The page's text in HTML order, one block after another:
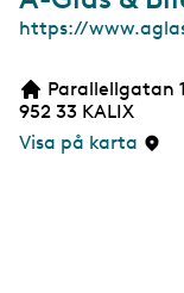
W
b
s
i
https://
Parallellgatan
952 33 KALIX
Visa på karta